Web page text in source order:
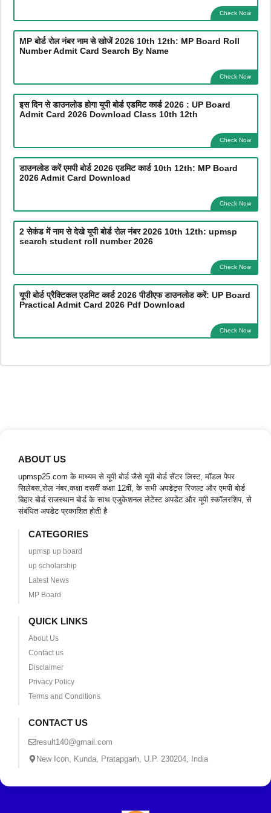
Check Now
MP बोर्ड रोल नंबर नाम से खोजें 2026 10th 12th: MP Board Roll
Number Admit Card Search By Name
Check Now
इस दिन से डाउनलोड होगा यूपी बोर्ड एडमिट कार्ड 2026 : UP Board
Admit Card 2026 Download Class 10th 12th
Check Now
डाउनलोड करें एमपी बोर्ड 2026 एडमिट कार्ड 10th 12th: MP Board
2026 Admit Card Download
Check Now
2 सेकंड में नाम से देखे यूपी बोर्ड रोल नंबर 2026 10th 12th: upmsp
search student roll number 2026
Check Now
यूपी बोर्ड प्रैक्टिकल एडमिट कार्ड 2026 पीडीएफ डाउनलोड करें: UP Board
Practical Admit Card 2026 Pdf Download
Check Now
ABOUT US
upmsp25.com के माध्यम से यूपी बोर्ड जैसे यूपी बोर्ड सेंटर लिस्ट, मॉडल पेपर
सिलेबस,रोल नंबर,कक्षा दसवीं कक्षा 12वीं, के सभी अपडेट्स रिजल्ट और एमपी बोर्ड
बिहार बोर्ड राजस्थान बोर्ड के साथ एजुकेशनल लेटेस्ट अपडेट और यूपी स्कॉलरशिप, से
संबंधित अपडेट प्रकाशित होती है
CATEGORIES
upmsp up board
up scholarship
Latest News
MP Board
QUICK LINKS
About Us
Contact us
Disclaimer
Privacy Policy
Terms and Conditions
CONTACT US
result140@gmail.com
New Icon, Kunda, Pratapgarh, U.P. 230204, India